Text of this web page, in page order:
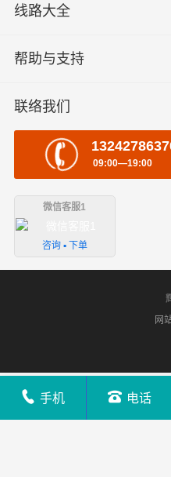
线路大全
帮助与支持
联络我们
09:00—19:00
微信客服1
咨询 ▪ 下单
网
手机 电话